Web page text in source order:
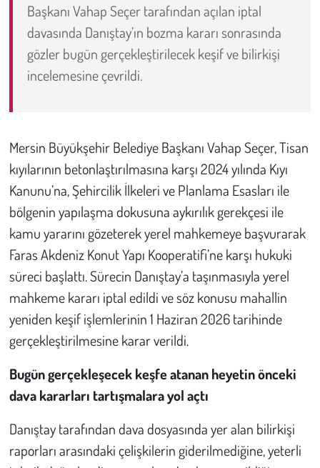
Başkanı Vahap Seçer tarafından açılan iptal
davasında Danıştay’ın bozma kararı sonrasında
gözler bugün gerçekleştirilecek keşif ve bilirkişi
incelemesine çevrildi.
Mersin Büyükşehir Belediye Başkanı Vahap Seçer, Tisan
kıyılarının betonlaştırılmasına karşı 2024 yılında Kıyı
Kanunu’na, Şehircilik İlkeleri ve Planlama Esasları ile
bölgenin yapılaşma dokusuna aykırılık gerekçesi ile
kamu yararını gözeterek yerel mahkemeye başvurarak
Faras Akdeniz Konut Yapı Kooperatifi’ne karşı hukuki
süreci başlattı. Sürecin Danıştay’a taşınmasıyla yerel
mahkeme kararı iptal edildi ve söz konusu mahallin
yeniden keşif işlemlerinin 1 Haziran 2026 tarihinde
gerçekleştirilmesine karar verildi.
Bugün gerçekleşecek keşfe atanan heyetin önceki
dava kararları tartışmalara yol açtı
Danıştay tarafından dava dosyasında yer alan bilirkişi
raporları arasındaki çelişkilerin giderilmediğine, yeterli
Tarih
Hukuk
Eğlence